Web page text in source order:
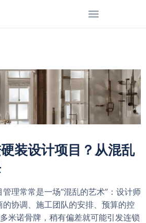
装设计项目？从混乱
理常常是一场“混乱的艺术”：设计师
协调、施工团队的安排、预算的控
米诺骨牌，稍有偏差就可能引发连锁